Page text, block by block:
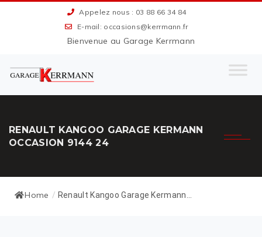
Appelez nous : 03 88 66 34 84
E-mail: occasions@kerrmann.fr
Bienvenue au Garage Kerrmann
RENAULT KANGOO GARAGE KERMANN
OCCASION 9144 24
Home / Renault Kangoo Garage Kermann...